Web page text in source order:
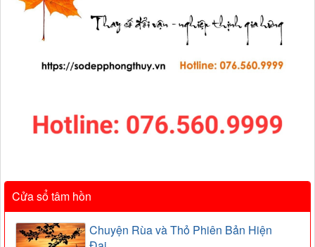
Cửa sổ tâm hồn
Chuyện Rùa và Thỏ Phiên Bản Hiện